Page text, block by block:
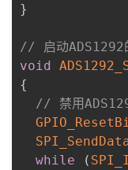
}
// 启动ADS1292
void
{
// 禁用
while
(